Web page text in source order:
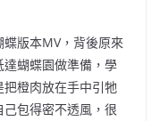
版本MV，背後原來
蝴蝶園做準備，學
橙肉放在手中引牠
包得密不透風，很